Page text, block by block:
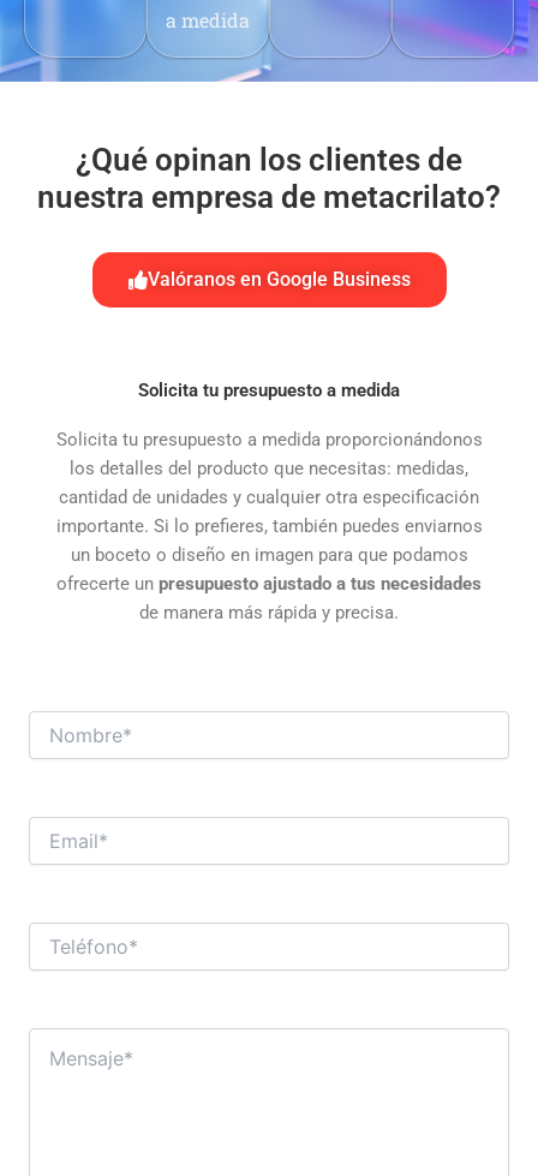
a medida
¿Qué opinan los clientes de
nuestra empresa de metacrilato?
Valóranos en Google Business
Solicita tu presupuesto a medida
Solicita tu presupuesto a medida proporcionándonos
los detalles del producto que necesitas: medidas,
cantidad de unidades y cualquier otra especificación
importante. Si lo prefieres, también puedes enviarnos
un boceto o diseño en imagen para que podamos
ofrecerte un presupuesto ajustado a tus necesidades
de manera más rápida y precisa.